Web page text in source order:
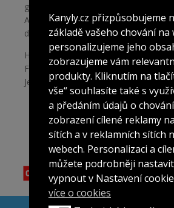
genauere Anwendung.
Anwendung.CE 0476undISO
die Verwendung von
Hersteller: FEEL TECH CO.,Ltd.,
Factory 2-dong,
Jeollabuk-do, Korea
Kanyly.cz přizpůsobujeme
základě vašeho chování na
personalizujeme jeho
zobrazujeme vám
produkty. Kliknutím na
vše“ souhlasíte také s
a předáním údajů o
zobrazení cílené reklamy
sítích a v reklamních sítích
webech. Personalizaci a
můžete podrobněji
vypnout v Nastavení
více o cookies